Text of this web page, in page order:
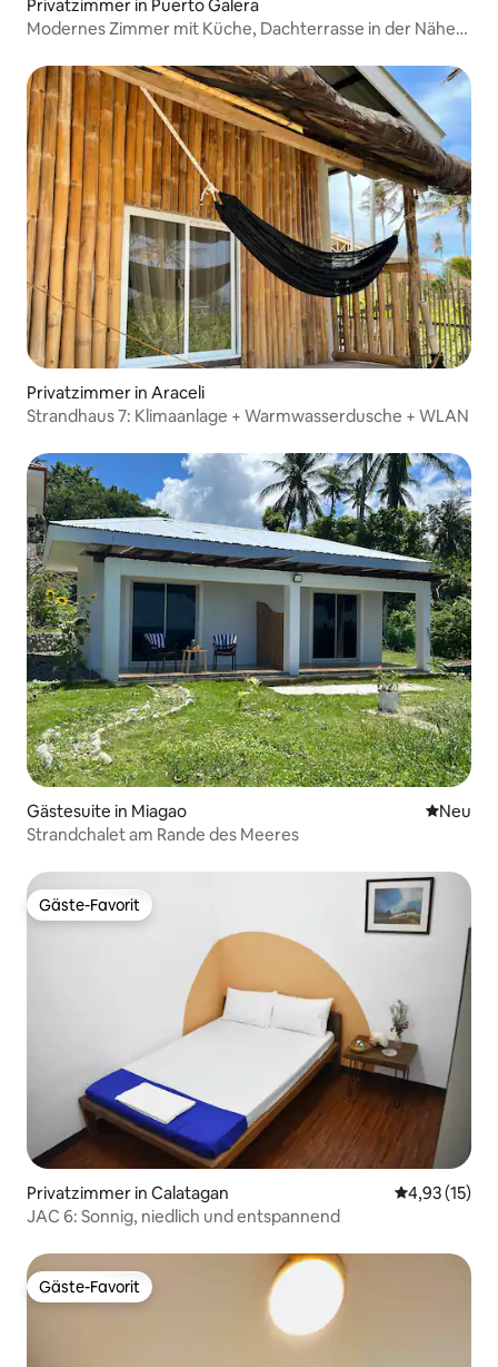
Privatzimmer in Puerto Galera
Modernes Zimmer mit Küche, Dachterrasse in der Nähe
Privatzimmer in Araceli
Strandhaus 7: Klimaanlage + Warmwasserdusche + WLAN
Gästesuite in Miagao Neue
Neu
Strandchalet am Rande des Meeres
Gäste-Favorit
Gäste-Favorit
Privatzimmer in Calatagan
4,93 (15)
JAC 6: Sonnig, niedlich und entspannend
Gäste-Favorit
Gäste-Favorit